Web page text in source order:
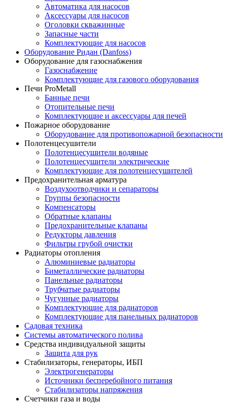
Автоматика для насосов
Аксессуары для насосов
Оголовки скважинные
Запасные части
Комплектующие для насосов
Оборудование Ридан (Danfoss)
Оборудование для газоснабжения
Газоснабжение
Комплектующие для газового оборудования
Печи ProMetall
Банные печи
Отопительные печи
Комплектующие и аксессуары для печей
Пожарное оборудование
Оборудование для противопожарной безопасности
Полотенцесушители
Полотенцесушители водяные
Полотенцесушители электрические
Комплектующие для полотенцесушителей
Предохранительная арматура
Воздухоотводчики и сепараторы
Группы безопасности
Компенсаторы
Обратные клапаны
Предохранительные клапаны
Редукторы давления
Фильтры грубой очистки
Радиаторы отопления
Алюминиевые радиаторы
Биметаллические радиаторы
Панельные радиаторы
Трубчатые радиаторы
Чугунные радиаторы
Комплектующие для радиаторов
Комплектующие для панельных радиаторов
Садовая техника
Системы автоматического полива
Средства индивидуальной защиты
Защита для рук
Стабилизаторы, генераторы, ИБП
Электрогенераторы
Источники бесперебойного питания
Стабилизаторы напряжения
Счетчики газа и воды